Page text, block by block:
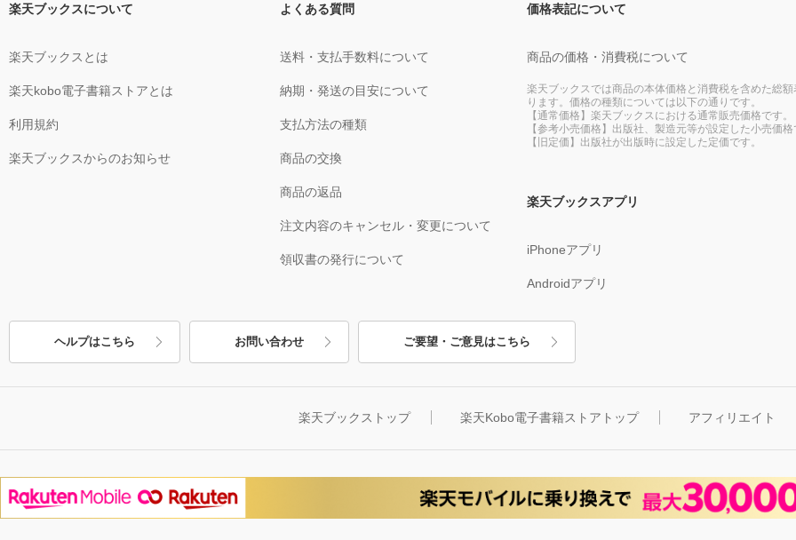
楽天ブックスについて
楽天ブックスとは
楽天kobo電子書籍ストアとは
利用規約
楽天ブックスからのお知らせ
よくある質問
送料・支払手数料について
納期・発送の目安について
支払方法の種類
商品の交換
商品の返品
注文内容のキャンセル・変更について
領収書の発行について
価格表記について
商品の価格・消費税について
楽天ブックスでは商品の本体価格と消費税を含めた総額
ります。価格の種類については以下の通りです。
【通常価格】楽天ブックスにおける通常販売価格です。
【参考小売価格】出版社、製造元等が設定した小売価格
【旧定価】出版社が出版時に設定した定価です。
楽天ブックスアプリ
iPhoneアプリ
Androidアプリ
ヘルプはこちら お問い合わせ ご要望・ご意見はこちら
楽天ブックストップ 楽天Kobo電子書籍ストアトップ アフィリエイト